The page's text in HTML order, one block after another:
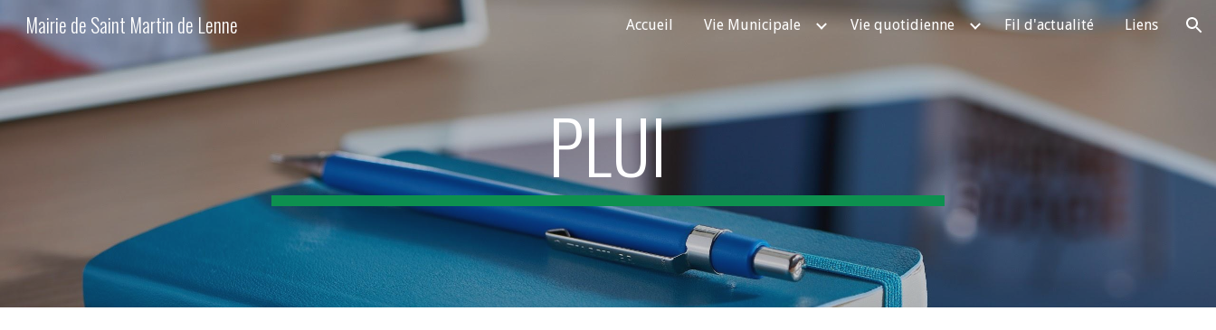
Skip to main content Skip to navigation
Mairie de Saint Martin de Lenne Accueil Vie Municipale Vie quotidienne Fil d'actualité Liens
PLUI